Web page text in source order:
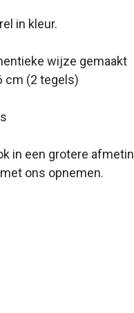
in kleur.
wijze gemaakt
cm (2 tegels)
in een grotere
ons opnemen.